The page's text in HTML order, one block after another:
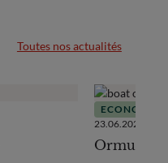
Toutes nos actualités
ECONOMIE
23.06.2026
Ormuz